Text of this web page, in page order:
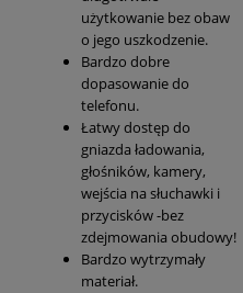
użytkowanie bez obaw
o jego uszkodzenie.
Bardzo dobre
dopasowanie do
telefonu.
Łatwy dostęp do
gniazda ładowania,
głośników, kamery,
wejścia na słuchawki i
przycisków -bez
zdejmowania obudowy!
Bardzo wytrzymały
materiał.